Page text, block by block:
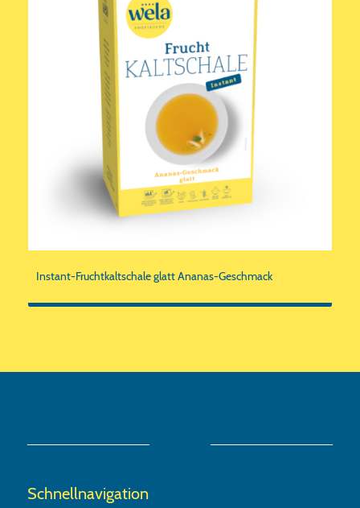
Instant-Fruchtkaltschale glatt Ananas-Geschmack
Schnellnavigation